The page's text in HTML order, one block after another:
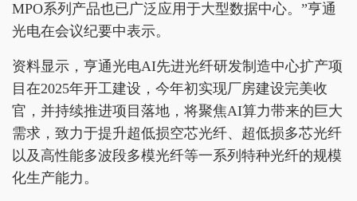
MPO系列产品也已广泛应用于大型数据中心。”亨通
光电在会议纪要中表示。
资料显示，亨通光电AI先进光纤研发制造中心扩产项
目在2025年开工建设，今年初实现厂房建设完美收
官，并持续推进项目落地，将聚焦AI算力带来的巨大
需求，致力于提升超低损空芯光纤、超低损多芯光纤
以及高性能多波段多模光纤等一系列特种光纤的规模
化生产能力。